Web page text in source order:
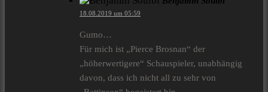
18.08.2019 um 05:59
Gumo…
Für mich ist „Pierce Brosnan“ der
„höherwertigere“ Schauspieler, unabhängig
davon, dass ich nicht all zu sehr von